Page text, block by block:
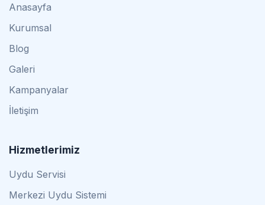
Anasayfa
Kurumsal
Blog
Galeri
Kampanyalar
İletişim
Hizmetlerimiz
Uydu Servisi
Merkezi Uydu Sistemi